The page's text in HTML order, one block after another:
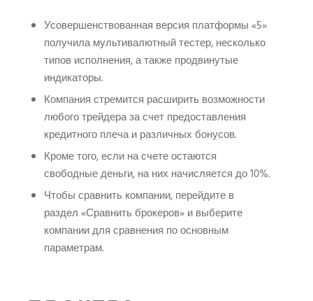
Усовершенствованная версия платформы «5»
получила мультивалютный тестер, несколько
типов исполнения, а также продвинутые
индикаторы.
Компания стремится расширить возможности
любого трейдера за счет предоставления
кредитного плеча и различных бонусов.
Кроме того, если на счете остаются
свободные деньги, на них начисляется до 10%.
Чтобы сравнить компании, перейдите в
раздел «Сравнить брокеров» и выберите
компании для сравнения по основным
параметрам.